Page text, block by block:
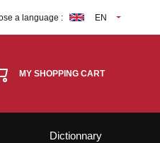
a language : EN
MY SHOPPING CART
Dictionnary